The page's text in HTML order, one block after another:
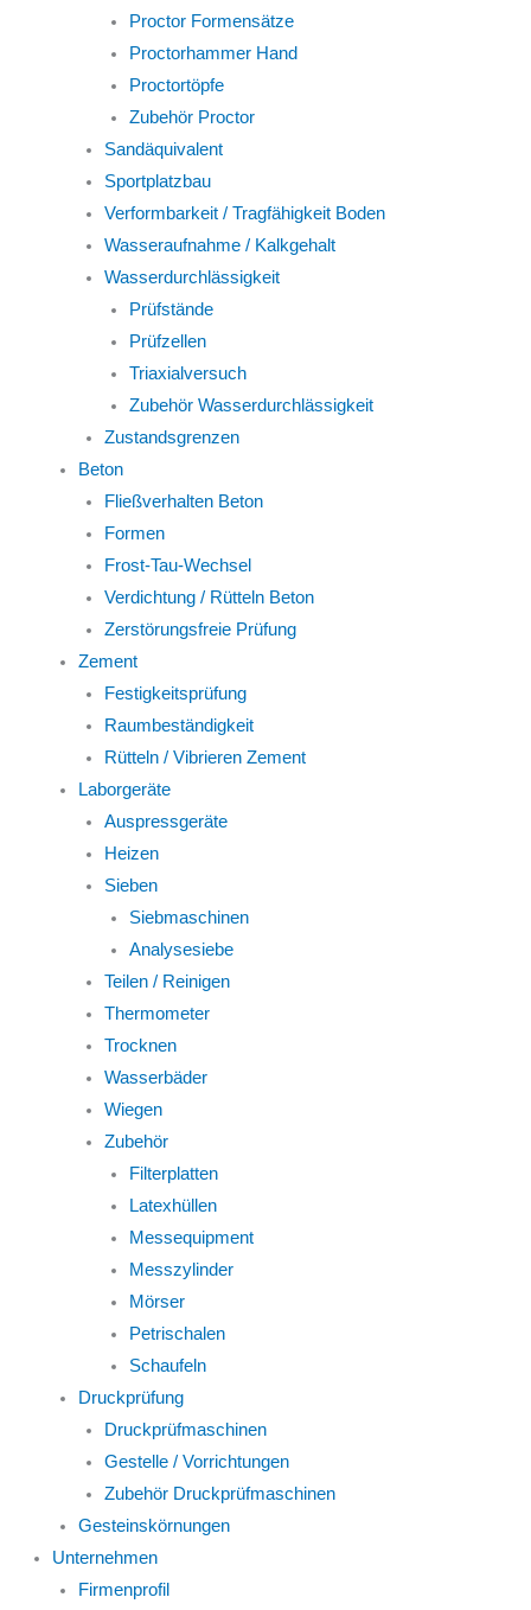
Proctor Formensätze
Proctorhammer Hand
Proctortöpfe
Zubehör Proctor
Sandäquivalent
Sportplatzbau
Verformbarkeit / Tragfähigkeit Boden
Wasseraufnahme / Kalkgehalt
Wasserdurchlässigkeit
Prüfstände
Prüfzellen
Triaxialversuch
Zubehör Wasserdurchlässigkeit
Zustandsgrenzen
Beton
Fließverhalten Beton
Formen
Frost-Tau-Wechsel
Verdichtung / Rütteln Beton
Zerstörungsfreie Prüfung
Zement
Festigkeitsprüfung
Raumbeständigkeit
Rütteln / Vibrieren Zement
Laborgeräte
Auspressgeräte
Heizen
Sieben
Siebmaschinen
Analysesiebe
Teilen / Reinigen
Thermometer
Trocknen
Wasserbäder
Wiegen
Zubehör
Filterplatten
Latexhüllen
Messequipment
Messzylinder
Mörser
Petrischalen
Schaufeln
Druckprüfung
Druckprüfmaschinen
Gestelle / Vorrichtungen
Zubehör Druckprüfmaschinen
Gesteinskörnungen
Unternehmen
Firmenprofil